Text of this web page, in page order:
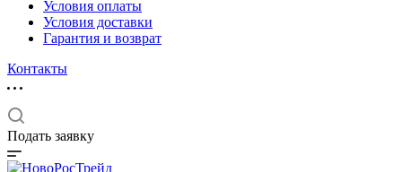
Условия оплаты
Условия доставки
Гарантия и возврат
Контакты
Подать заявку